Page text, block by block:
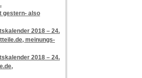
gestern- also
2018 – 24.
meinungs-
2018 – 24.